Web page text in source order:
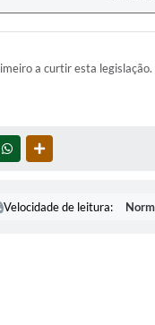
a curtir esta legislação.
WHATSAPP
Velocidade de leitura: